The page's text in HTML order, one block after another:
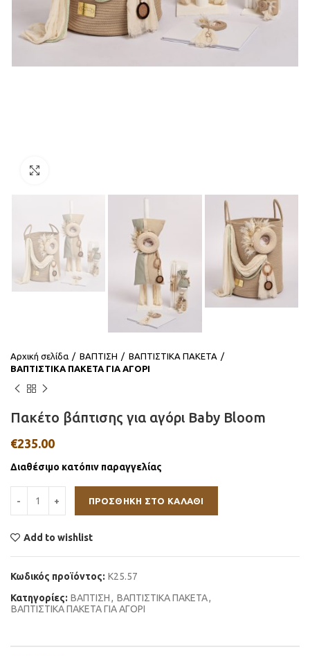
Αρχική σελίδα ΒΑΠΤΙΣΗ
ΒΑΠΤΙΣΤΙΚΑ ΠΑΚΕΤΑ
ΒΑΠΤΙΣΤΙΚΑ ΠΑΚΕΤΑ ΓΙΑ ΑΓΟΡΙ
Πακέτο βάπτισης για αγόρι Baby Bloom
€235.00
Διαθέσιμο κατόπιν παραγγελίας
ΠΡΟΣΘΉΚΗ ΣΤΟ ΚΑΛΆΘΙ
Add to wishlist
Κωδικός προϊόντος: K25.57
Κατηγορίες: ΒΑΠΤΙΣΗ, ΒΑΠΤΙΣΤΙΚΑ ΠΑΚΕΤΑ,
ΒΑΠΤΙΣΤΙΚΑ ΠΑΚΕΤΑ ΓΙΑ ΑΓΟΡΙ